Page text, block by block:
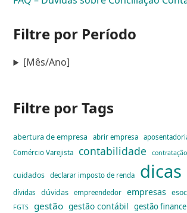
Filtre por Período
[Mês/Ano]
Filtre por Tags
abertura de empresa abrir empresa
Comércio Varejista
contabilidade contratação
cuidados declarar imposto de renda dicas
dívidas dúvidas empreendedor empresas
FGTS gestão gestão contábil gestão